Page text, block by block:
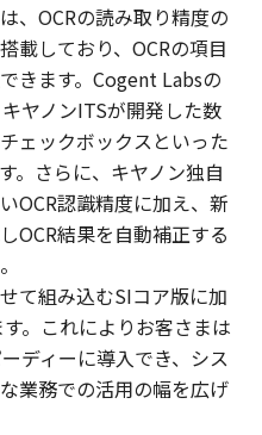
、OCRの読み取り精度の
載しており、OCRの項目
きます。Cogent Labsの
ヤノンITSが開発した数
ェックボックスといった
。さらに、キヤノン独自
OCR認識精度に加え、新
OCR結果を自動補正する
て組み込むSIコア版に加
。これによりお客さまは
ディーに導入でき、シス
業務での活用の幅を広げ